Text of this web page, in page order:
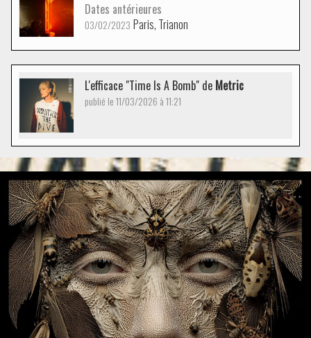
Dates antérieures
03/02/2023 Paris, Trianon
L'efficace "Time Is A Bomb" de Metric
publié le 11/03/2026 à 11:21